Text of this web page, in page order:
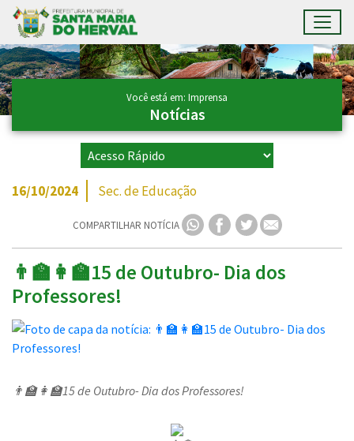
Ir para conteúdo principal
Conteúdo Principal
Você está em: Imprensa
Notícias
16/10/2024 Sec. de Educação
COMPARTILHAR NOTÍCIA
👨‍🏫👩‍🏫15 de Outubro- Dia dos
Professores!
👨‍🏫👩‍🏫15 de Outubro- Dia dos Professores!